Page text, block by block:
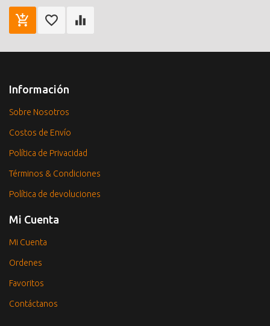
Información
Sobre Nosotros
Costos de Envío
Política de Privacidad
Términos & Condiciones
Política de devoluciones
Mi Cuenta
Mi Cuenta
Ordenes
Favoritos
Contáctanos